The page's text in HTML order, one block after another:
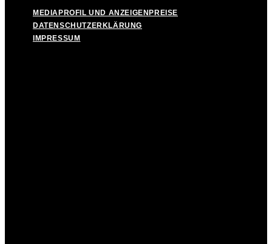
MEDIAPROFIL UND ANZEIGENPREISE
DATENSCHUTZERKLÄRUNG
IMPRESSUM